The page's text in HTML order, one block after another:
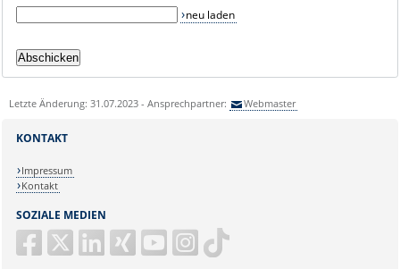
neu laden
Letzte Änderung: 31.07.2023 - Ansprechpartner: Webmaster
SOZIALE MEDIEN
KONTAKT
Impressum
Kontakt